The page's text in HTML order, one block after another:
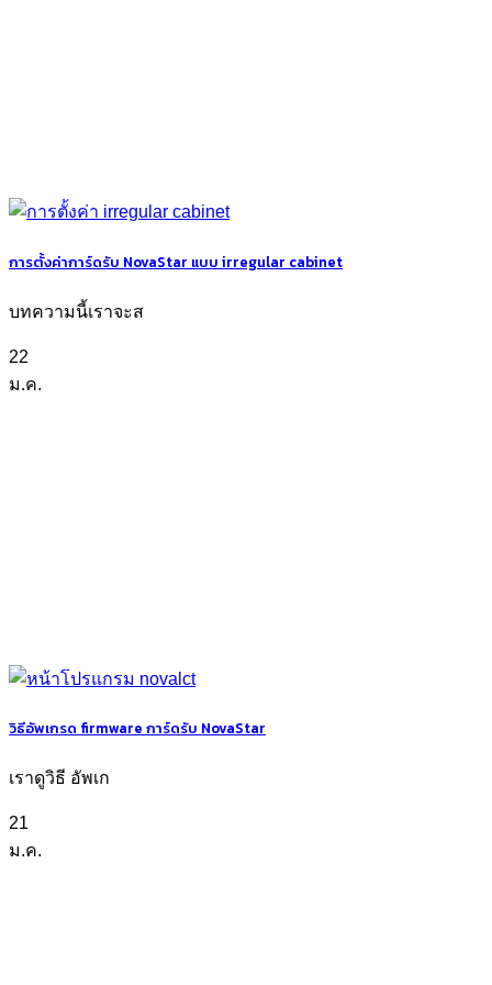
การตั้งค่าการ์ดรับ NovaStar แบบ irregular cabinet
บทความนี้เราจะส
22
ม.ค.
วิธีอัพเกรด firmware การ์ดรับ NovaStar
เราดูวิธี อัพเก
21
ม.ค.